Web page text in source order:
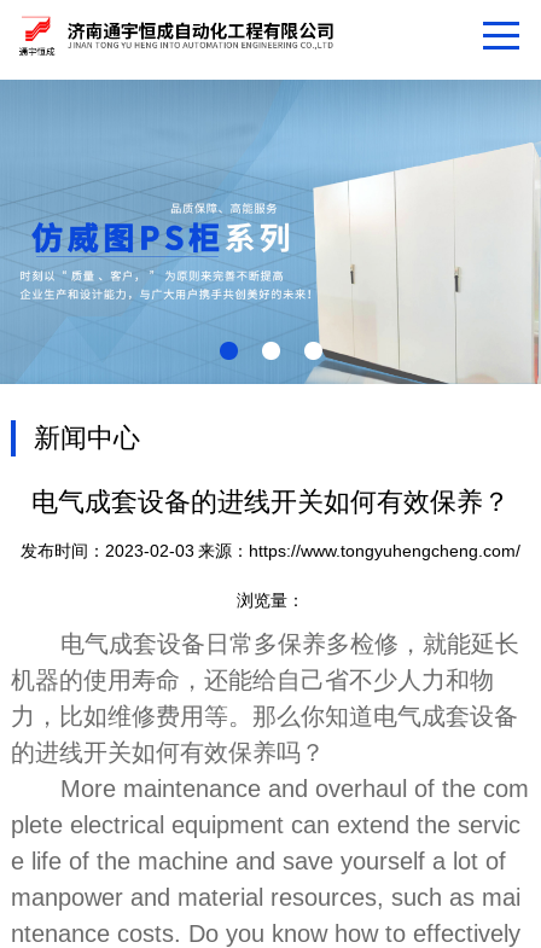
新闻中心
电气成套设备的进线开关如何有效保养？
发布时间：2023-02-03 来源：https://www.tongyuhengcheng.com/
浏览量：
电气成套设备日常多保养多检修，就能延长
机器的使用寿命，还能给自己省不少人力和物
力，比如维修费用等。那么你知道电气成套设备
的进线开关如何有效保养吗？
More maintenance and overhaul of the com
plete electrical equipment can extend the servic
e life of the machine and save yourself a lot of
manpower and material resources, such as mai
ntenance costs. Do you know how to effectively